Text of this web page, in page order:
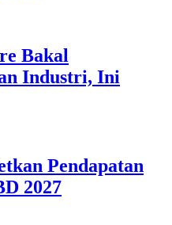
Bakal
Industri, Ini
Pendapatan
2027